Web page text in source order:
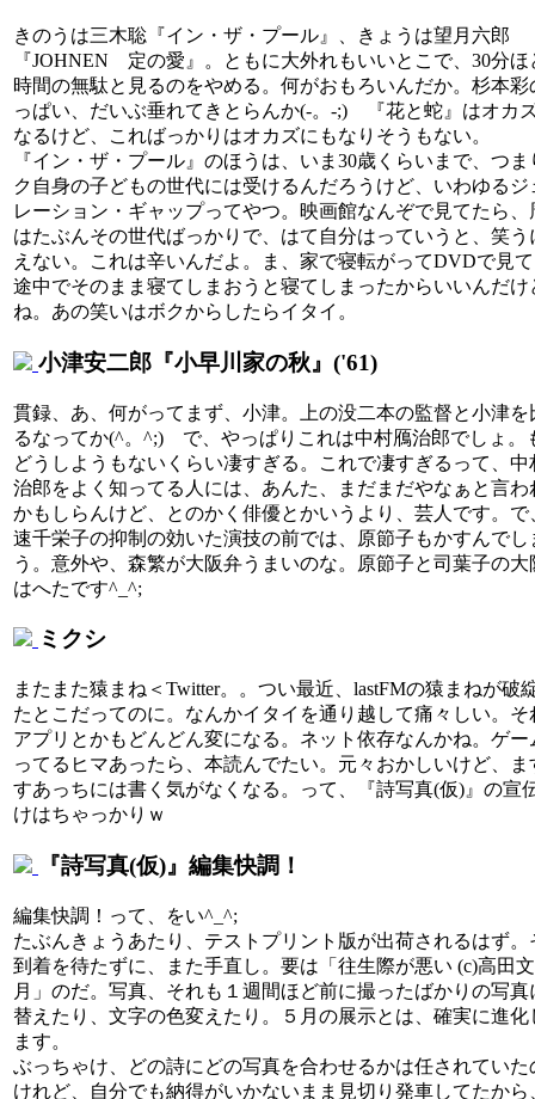
きのうは三木聡『イン・ザ・プール』、きょうは望月六郎
『JOHNEN 定の愛』。ともに大外れもいいとこで、30分ほ
時間の無駄と見るのをやめる。何がおもろいんだか。杉本彩
っぱい、だいぶ垂れてきとらんか(-。-;) 『花と蛇』はオカ
なるけど、こればっかりはオカズにもなりそうもない。
『イン・ザ・プール』のほうは、いま30歳くらいまで、つま
ク自身の子どもの世代には受けるんだろうけど、いわゆるジ
レーション・ギャップってやつ。映画館なんぞで見てたら、
はたぶんその世代ばっかりで、はて自分はっていうと、笑う
えない。これは辛いんだよ。ま、家で寝転がってDVDで見
途中でそのまま寝てしまおうと寝てしまったからいいんだけ
ね。あの笑いはボクからしたらイタイ。
小津安二郎『小早川家の秋』('61)
貫録、あ、何がってまず、小津。上の没二本の監督と小津を
るなってか(^。^;) で、やっぱりこれは中村鴈治郎でしょ。
どうしようもないくらい凄すぎる。これで凄すぎるって、中
治郎をよく知ってる人には、あんた、まだまだやなぁと言わ
かもしらんけど、とのかく俳優とかいうより、芸人です。で
速千栄子の抑制の効いた演技の前では、原節子もかすんでし
う。意外や、森繁が大阪弁うまいのな。原節子と司葉子の大
はへたです^_^;
ミクシ
またまた猿まね＜Twitter。。つい最近、lastFMの猿まねが破
たとこだってのに。なんかイタイを通り越して痛々しい。そ
アプリとかもどんどん変になる。ネット依存なんかね。ゲー
ってるヒマあったら、本読んでたい。元々おかしいけど、ま
すあっちには書く気がなくなる。って、『詩写真(仮)』の宣
けはちゃっかりｗ
『詩写真(仮)』編集快調！
編集快調！って、をい^_^;
たぶんきょうあたり、テストプリント版が出荷されるはず。
到着を待たずに、また手直し。要は「往生際が悪い (c)高田文
月」のだ。写真、それも１週間ほど前に撮ったばかりの写真
替えたり、文字の色変えたり。５月の展示とは、確実に進化
ます。
ぶっちゃけ、どの詩にどの写真を合わせるかは任されていた
けれど、自分でも納得がいかないまま見切り発車してたから